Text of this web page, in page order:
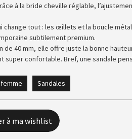
à la bride cheville réglable,
change tout : les œillets et la boucle
subtilement premium.
de 40 mm, elle offre juste la bonne
super confortable. Bref, une sandale
Sandales
à ma wishlist